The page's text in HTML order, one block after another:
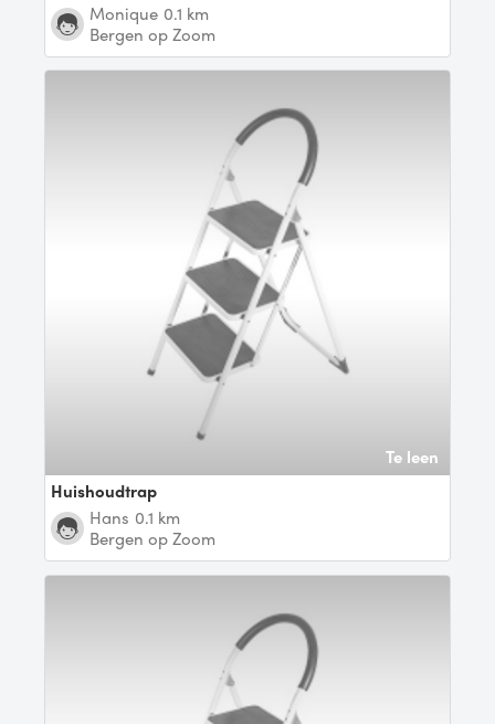
Monique 0.1 km
Bergen op Zoom
Te leen
Huishoudtrap
Hans 0.1 km
Bergen op Zoom